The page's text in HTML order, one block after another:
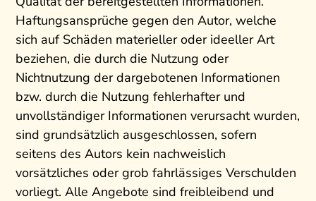
Haftungsansprüche gegen den Autor, welche
sich auf Schäden materieller oder ideeller Art
beziehen, die durch die Nutzung oder
Nichtnutzung der dargebotenen Informationen
bzw. durch die Nutzung fehlerhafter und
unvollständiger Informationen verursacht wurden,
sind grundsätzlich ausgeschlossen, sofern
seitens des Autors kein nachweislich
vorsätzliches oder grob fahrlässiges Verschulden
vorliegt. Alle Angebote sind freibleibend und